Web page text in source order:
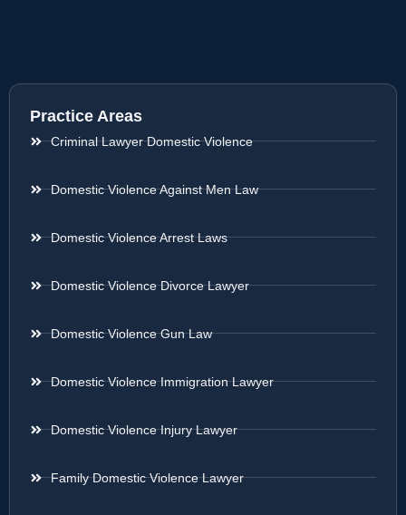
Practice Areas
Criminal Lawyer Domestic Violence
Domestic Violence Against Men Law
Domestic Violence Arrest Laws
Domestic Violence Divorce Lawyer
Domestic Violence Gun Law
Domestic Violence Immigration Lawyer
Domestic Violence Injury Lawyer
Family Domestic Violence Lawyer